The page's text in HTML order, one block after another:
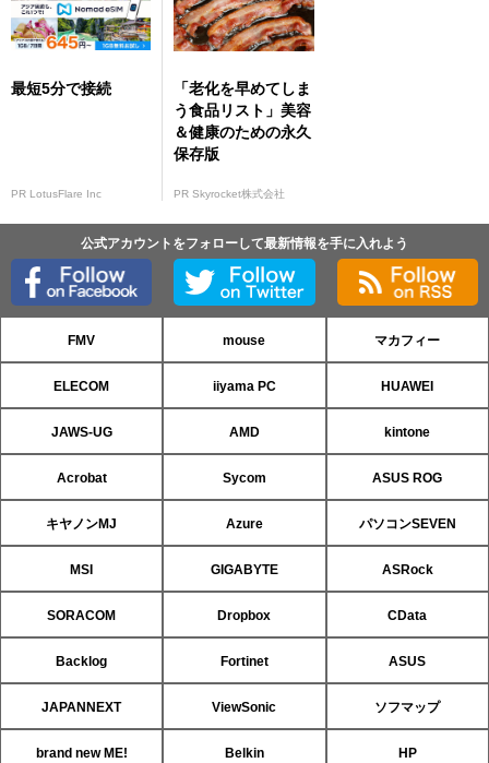
最短5分で接続
PR LotusFlare Inc
「老化を早めてしま
う食品リスト」美容
＆健康のための永久
保存版
PR Skyrocket株式会社
公式アカウントをフォローして最新情報を手に入れよう
FMV mouse マカフィー
ELECOM iiyama PC HUAWEI
JAWS-UG AMD kintone
Acrobat Sycom ASUS ROG
キヤノンMJ Azure パソコンSEVEN
MSI GIGABYTE ASRock
SORACOM Dropbox CData
Backlog Fortinet ASUS
JAPANNEXT ViewSonic ソフマップ
brand new ME! Belkin HP